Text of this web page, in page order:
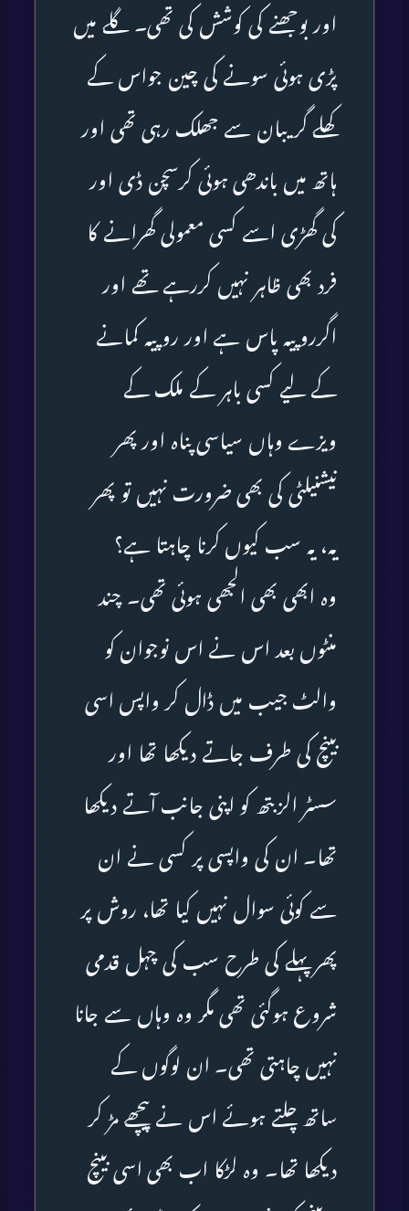
اور بوجھنے کی کوشش کی تھی۔ گلے میں
پڑی ہوئی سونے کی چین جواس کے
کھلے گریبان سے جھلک رہی تھی اور
ہاتھ میں باندھی ہوئی کرسچن ڈی اور
کی گھڑی اسے کسی معمولی گھرانے کا
فرد بھی ظاہر نہیں کررہے تھے اور
اگرروپیہ پاس ہے اور روپیہ کمانے
کے لیے کسی باہر کے ملک کے
ویزے وہاں سیاسی پناہ اور پھر
نیشنیلٹی کی بھی ضرورت نہیں تو پھر
یہ، یہ سب کیوں کرنا چاہتا ہے؟
وہ ابھی بھی الجھی ہوئی تھی۔ چند
منٹوں بعد اس نے اس نوجوان کو
والٹ جیب میں ڈال کر واپس اسی
بینچ کی طرف جاتے دیکھا تھا اور
سسٹر الزبتھ کو اپنی جانب آتے دیکھا
تھا۔ ان کی واپسی پر کسی نے ان
سے کوئی سوال نہیں کیا تھا، روش پر
پھر پہلے کی طرح سب کی چہل قدمی
شروع ہوگئی تھی مگر وہ وہاں سے جانا
نہیں چاہتی تھی۔ ان لوگوں کے
ساتھ چلتے ہوئے اس نے پیچھے مڑ کر
دیکھا تھا۔ وہ لڑکا اب بھی اسی بینچ